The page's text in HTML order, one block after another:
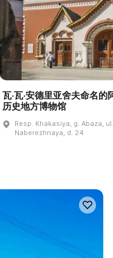
瓦·瓦·安德里亚舍夫命名的
历史地方博物馆
Resp. Khakasiya, g. Abaza, ul.
Naberezhnaya, d. 24